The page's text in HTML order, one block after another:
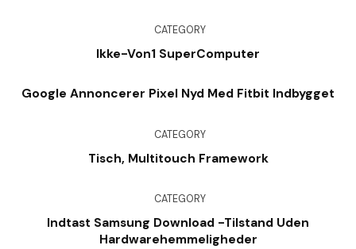
CATEGORY
Ikke-Von1 SuperComputer
Google Annoncerer Pixel Nyd Med Fitbit Indbygget
CATEGORY
Tisch, Multitouch Framework
CATEGORY
Indtast Samsung Download -tilstand Uden
Hardwarehemmeligheder